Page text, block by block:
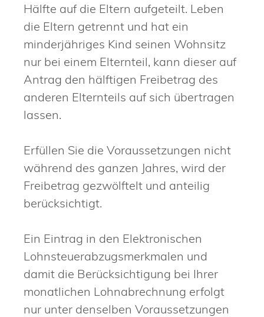
Hälfte auf die Eltern aufgeteilt. Leben
die Eltern getrennt und hat ein
minderjähriges Kind seinen Wohnsitz
nur bei einem Elternteil, kann dieser auf
Antrag den hälftigen Freibetrag des
anderen Elternteils auf sich übertragen
lassen.
Erfüllen Sie die Voraussetzungen nicht
während des ganzen Jahres, wird der
Freibetrag gezwölftelt und anteilig
berücksichtigt.
Ein Eintrag in den Elektronischen
Lohnsteuerabzugsmerkmalen und
damit die Berücksichtigung bei Ihrer
monatlichen Lohnabrechnung erfolgt
nur unter denselben Voraussetzungen